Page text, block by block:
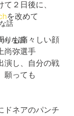
話
な話
２日後に、
を改めて
りも痛々しい顔
尚弥選手
演し、自分の戦
願っても
ドネアのパンチ